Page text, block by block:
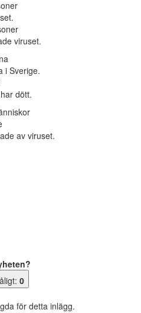
viruset.
i Sverige.
dött.
av viruset.
0
för detta inlägg.